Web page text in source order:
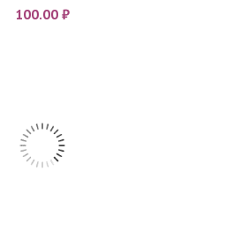
100.00 ₼